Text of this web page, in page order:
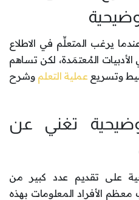
يرغب المتعلِّم في الاطلاع
المُعتمَدة، لكن تساهم
وتسريع عملية التعلم وشرح
تغني عن
على تقديم عدد كبير من
الأفراد المعلومات بهذه